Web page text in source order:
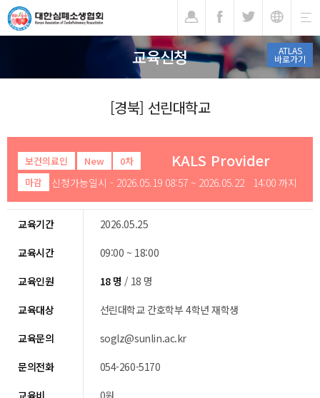
ATLAS
바로가기
교육신청
[경북] 선린대학교
보건의료인 New 0차 KALS Provider
마감 신청가능일시 - 2026.05.19 08:57 ~ 2026.05.22 14:00 까지
교육기간
2026.05.25
교육시간
09:00 ~ 18:00
교육인원
18 명 / 18 명
교육대상
선린대학교 간호학부 4학년 재학생
교육문의
soglz@sunlin.ac.kr
문의전화
054-260-5170
교육비
0원